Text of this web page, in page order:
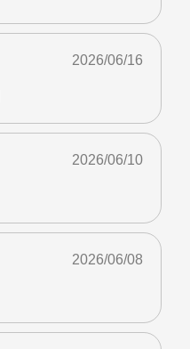
2026/06/16
2026/06/10
2026/06/08